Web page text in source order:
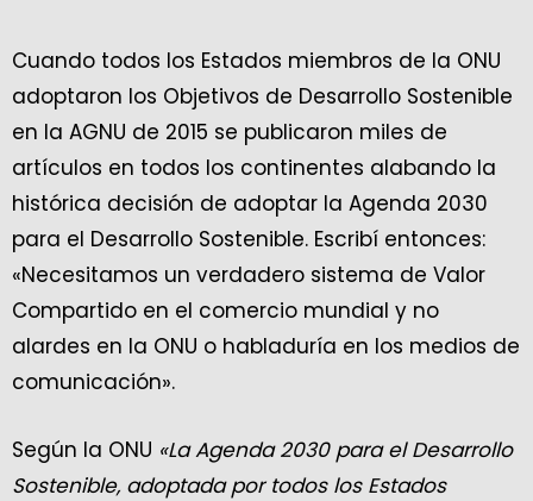
Cuando todos los Estados miembros de la ONU
adoptaron los Objetivos de Desarrollo Sostenible
en la AGNU de 2015 se publicaron miles de
artículos en todos los continentes alabando la
histórica decisión de adoptar la Agenda 2030
para el Desarrollo Sostenible. Escribí entonces:
«Necesitamos un verdadero sistema de Valor
Compartido en el comercio mundial y no
alardes en la ONU o habladuría en los medios de
comunicación».
Según la ONU «La Agenda 2030 para el Desarrollo
Sostenible, adoptada por todos los Estados